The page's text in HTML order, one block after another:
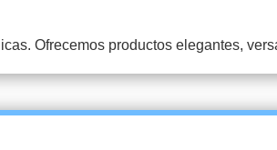
Ofrecemos productos elegantes,